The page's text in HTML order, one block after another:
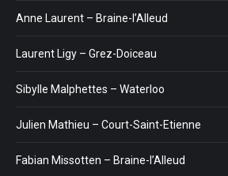
Anne Laurent – Braine-l’Alleud
Laurent Ligy – Grez-Doiceau
Sibylle Malphettes – Waterloo
Julien Mathieu – Court-Saint-Etienne
Fabian Missotten – Braine-l’Alleud